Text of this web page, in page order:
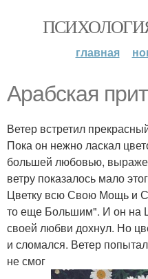
главная
Арабская
Ветер встретил
Пока он нежно ласкал
большей любовью,
ветру показалось мало
Цветку всю Свою Мощь и
то еще Большим". И он на
своей любви дохнул. Но
и сломался. Ветер
не смог